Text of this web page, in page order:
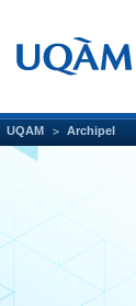
UQAM Archipel